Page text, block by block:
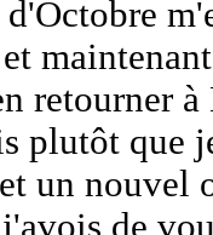
d'Octobre
retourner
plutôt que
un nouvel